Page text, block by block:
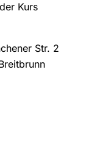
Kurs
Str. 2